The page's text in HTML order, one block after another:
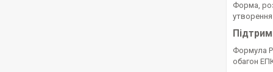
Форма,
Формула
обагон